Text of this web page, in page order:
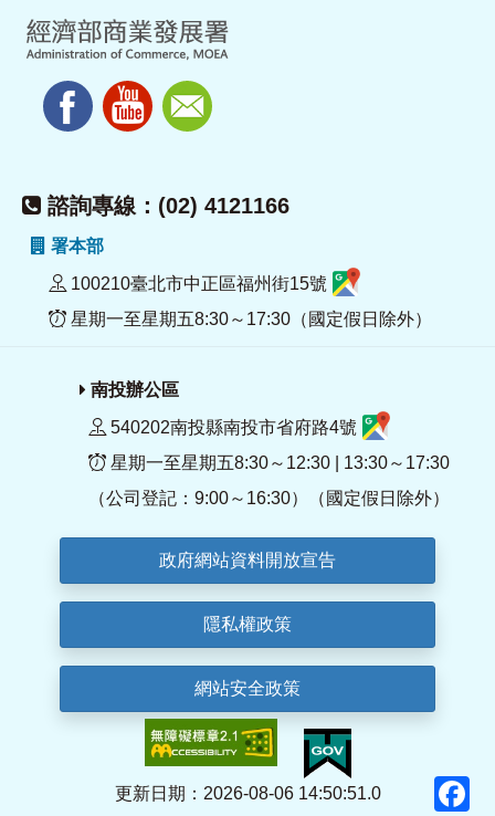
諮詢專線：(02) 4121166
署本部
100210臺北市中正區福州街15號
星期一至星期五8:30～17:30（國定假日除外）
南投辦公區
540202南投縣南投市省府路4號
星期一至星期五8:30～12:30 | 13:30～17:30
（公司登記：9:00～16:30）（國定假日除外）
政府網站資料開放宣告
隱私權政策
網站安全政策
更新日期：2026-08-06 14:50:51.0